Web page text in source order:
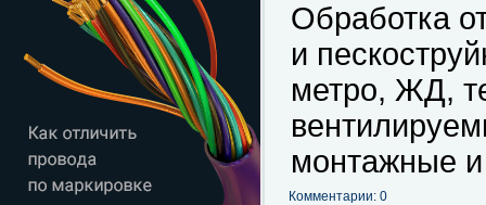
Обработка
и
метро, ЖД,
монтажные
Комментарии: 0